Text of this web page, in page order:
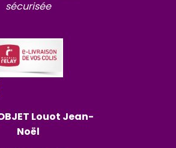
sécurisée
Louot Jean-
Noël